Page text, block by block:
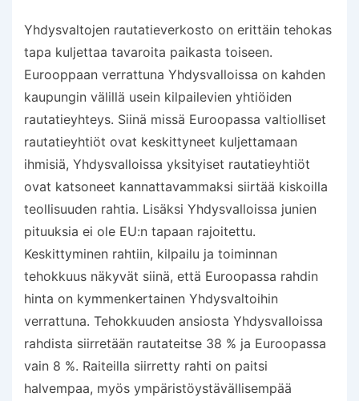
Yhdysvaltojen rautatieverkosto on erittäin tehokas
tapa kuljettaa tavaroita paikasta toiseen.
Eurooppaan verrattuna Yhdysvalloissa on kahden
kaupungin välillä usein kilpailevien yhtiöiden
rautatieyhteys. Siinä missä Euroopassa valtiolliset
rautatieyhtiöt ovat keskittyneet kuljettamaan
ihmisiä, Yhdysvalloissa yksityiset rautatieyhtiöt
ovat katsoneet kannattavammaksi siirtää kiskoilla
teollisuuden rahtia. Lisäksi Yhdysvalloissa junien
pituuksia ei ole EU:n tapaan rajoitettu.
Keskittyminen rahtiin, kilpailu ja toiminnan
tehokkuus näkyvät siinä, että Euroopassa rahdin
hinta on kymmenkertainen Yhdysvaltoihin
verrattuna. Tehokkuuden ansiosta Yhdysvalloissa
rahdista siirretään rautateitse 38 % ja Euroopassa
vain 8 %. Raiteilla siirretty rahti on paitsi
halvempaa, myös ympäristöystävällisempää